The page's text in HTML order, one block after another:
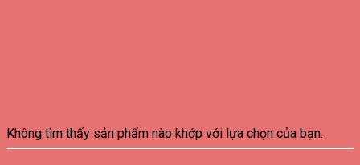
Không tìm thấy sản phẩm nào khớp với lựa chọn của bạn.